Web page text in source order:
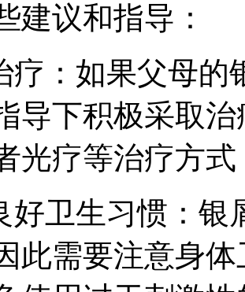
建议和指导：
疗：如果父母
导下积极采取
光疗等治疗方
好卫生习惯：
此需要注意身